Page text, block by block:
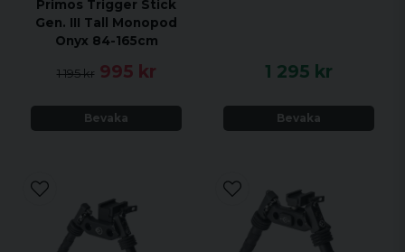
Primos Trigger Stick
Gen. III Tall Monopod
Onyx 84-165cm
1 195 kr 995 kr
Bevaka
1 295 kr
Bevaka